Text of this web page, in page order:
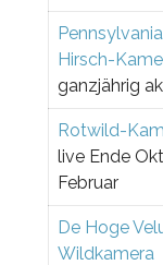
Pennsylvania
Hirsch-
ganzjährig
Rotwild-
live Ende
Februar
De Hoge
Wildkamera